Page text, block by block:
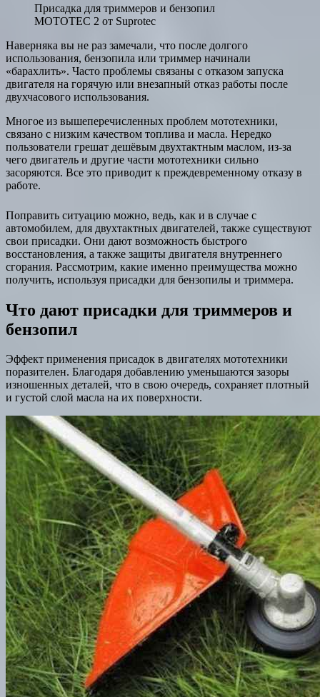
Присадка для триммеров и бензопил
MOTOTEC 2 от Suprotec
Наверняка вы не раз замечали, что после долгого
использования, бензопила или триммер начинали
«барахлить». Часто проблемы связаны с отказом запуска
двигателя на горячую или внезапный отказ работы после
двухчасового использования.
Многое из вышеперечисленных проблем мототехники,
связано с низким качеством топлива и масла. Нередко
пользователи грешат дешёвым двухтактным маслом, из-за
чего двигатель и другие части мототехники сильно
засоряются. Все это приводит к преждевременному отказу в
работе.
Поправить ситуацию можно, ведь, как и в случае с
автомобилем, для двухтактных двигателей, также существуют
свои присадки. Они дают возможность быстрого
восстановления, а также защиты двигателя внутреннего
сгорания. Рассмотрим, какие именно преимущества можно
получить, используя присадки для бензопилы и триммера.
Что дают присадки для триммеров и
бензопил
Эффект применения присадок в двигателях мототехники
поразителен. Благодаря добавлению уменьшаются зазоры
изношенных деталей, что в свою очередь, сохраняет плотный
и густой слой масла на их поверхности.